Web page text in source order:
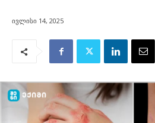
ივლისი 14, 2025